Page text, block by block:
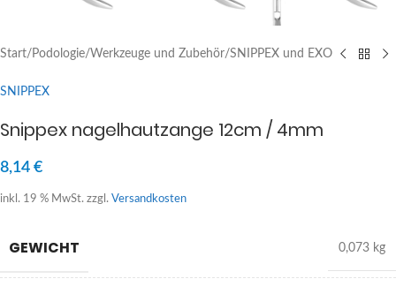
Start/ Podologie/Werkzeuge und Zubehör/SNIPPEX und EXO
SNIPPEX
Snippex nagelhautzange 12cm / 4mm
8,14 €
inkl. 19 % MwSt. zzgl. Versandkosten
GEWICHT 0,073 kg